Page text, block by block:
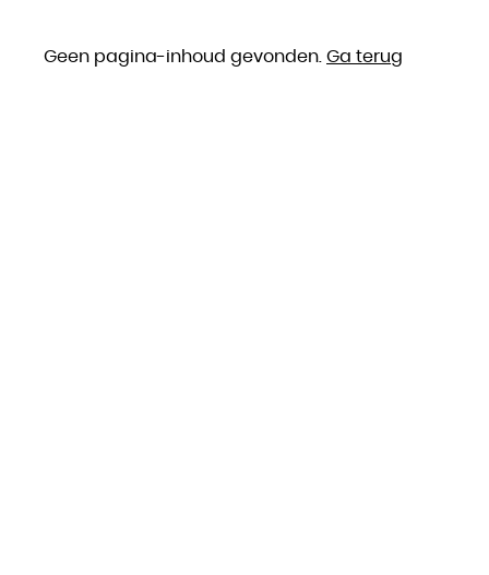
Geen pagina-inhoud gevonden. Ga terug